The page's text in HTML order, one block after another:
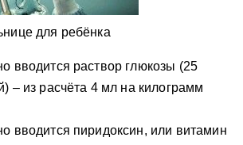
для ребёнка
вводится раствор глюкозы (25
– из расчёта 4 мл на килограмм
вводится пиридоксин, или витамин